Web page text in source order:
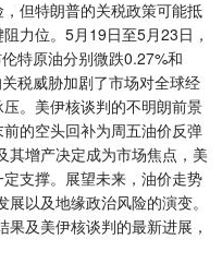
但特朗普的关税政策可能抵
力位。5月19日至5月23日，
特原油分别微跌0.27%和
税威胁加剧了市场对全球经
。美伊核谈判的不明朗前景
的空头回补为周五油价反弹
其增产决定成为市场焦点，美
支撑。展望未来，油价走势
以及地缘政治风险的演变。
及美伊核谈判的最新进展，